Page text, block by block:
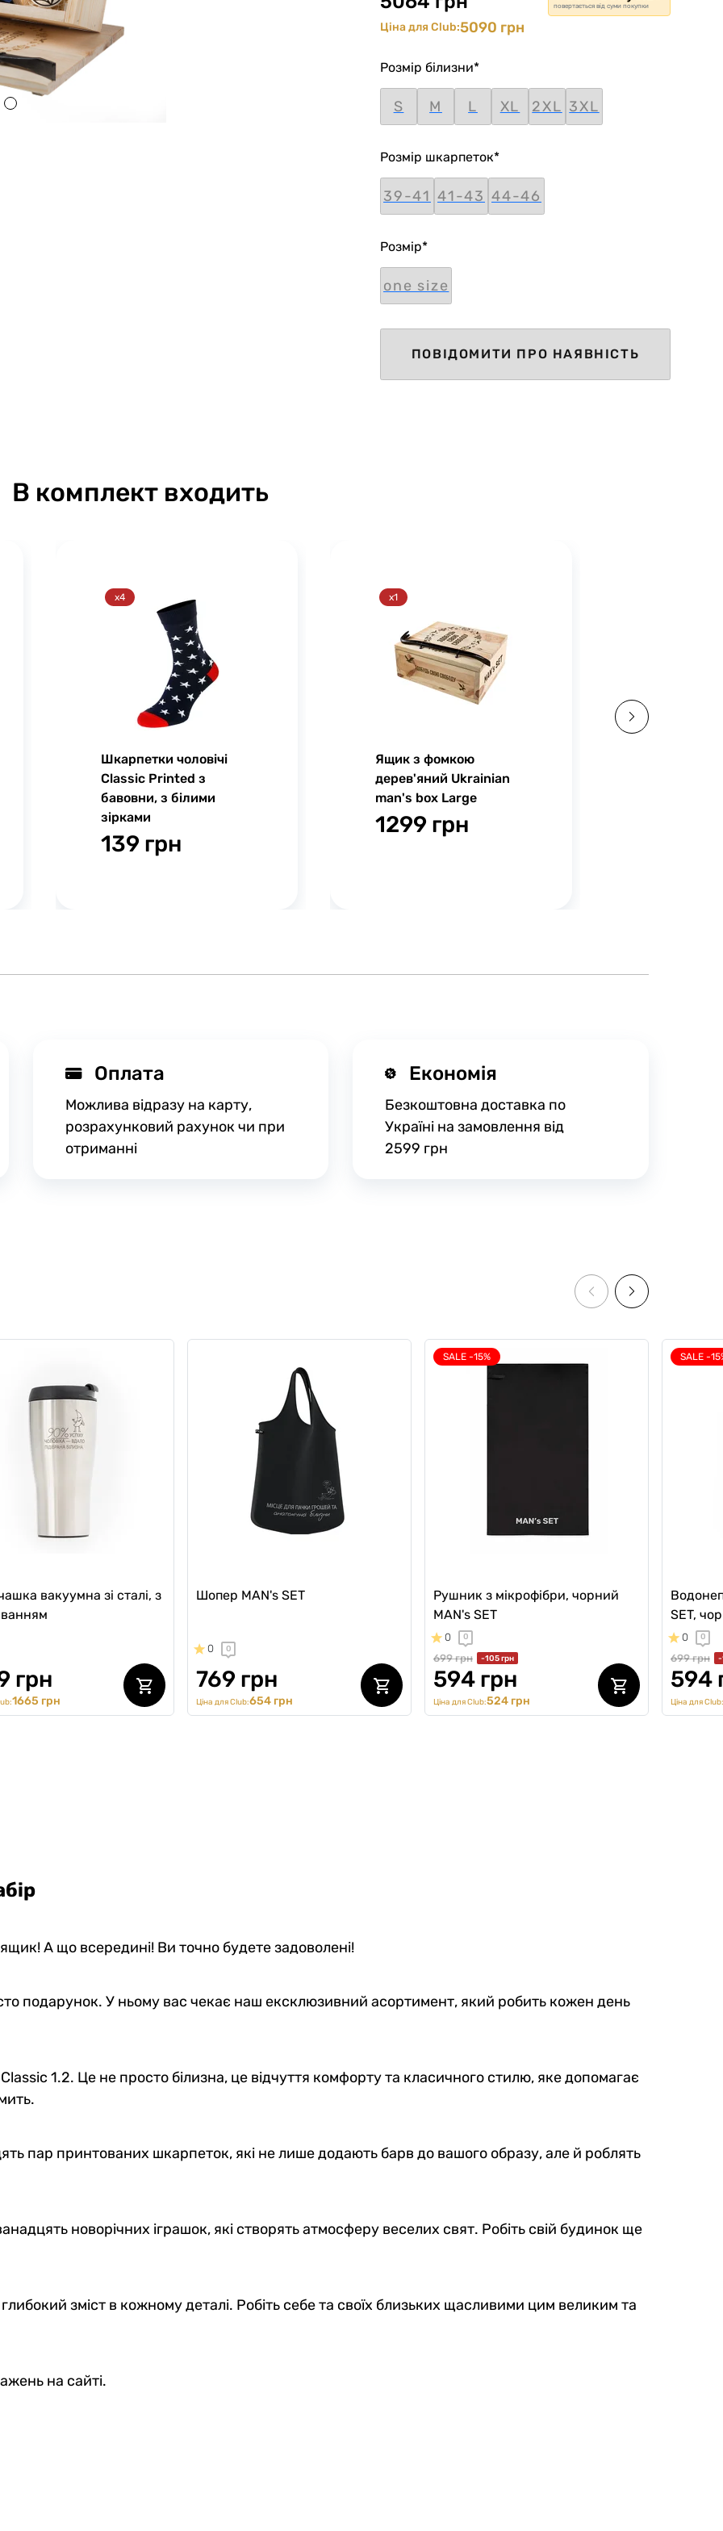
повертається від суми покупки
Ціна для Club:5090 грн
Розмір білизни*
S M L XL 2XL 3XL
Розмір шкарпеток*
39-41 41-43 44-46
Розмір*
one size
ПОВІДОМИТИ ПРО НАЯВНІСТЬ
В комплект входить
x4
Шкарпетки чоловічі
Classic Printed з
бавовни, з білими
зірками
139 грн
x1
Ящик з фомкою
дерев'яний Ukrainian
man's box Large
1299 грн
Оплата
Можлива відразу на карту,
розрахунковий рахунок чи при
отриманні
Економія
Безкоштовна доставка по
Україні на замовлення від
2599 грн
вакуумна зі сталі, з
грн
1665 грн
Шопер MAN's SET
0 0
769 грн
Ціна для Club:654 грн
SALE -15%
Рушник з мікрофібри, чорний
MAN's SET
0 0
699 грн -105 грн
594 грн
Ціна для Club:524 грн
SALE -
SET,
0 0
699 грн -
594
Ціна для Club:
А що всередині! Ви точно будете задоволені!
подарунок. У ньому вас чекає наш ексклюзивний асортимент, який робить кожен день
1.2. Це не просто білизна, це відчуття комфорту та класичного стилю, яке допомагає
пар принтованих шкарпеток, які не лише додають барв до вашого образу, але й роблять
новорічних іграшок, які створять атмосферу веселих свят. Робіть свій будинок ще
зміст в кожному деталі. Робіть себе та своїх близьких щасливими цим великим та
на сайті.